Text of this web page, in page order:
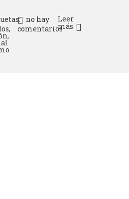
,
,
no hay
comentarios
Leer
más